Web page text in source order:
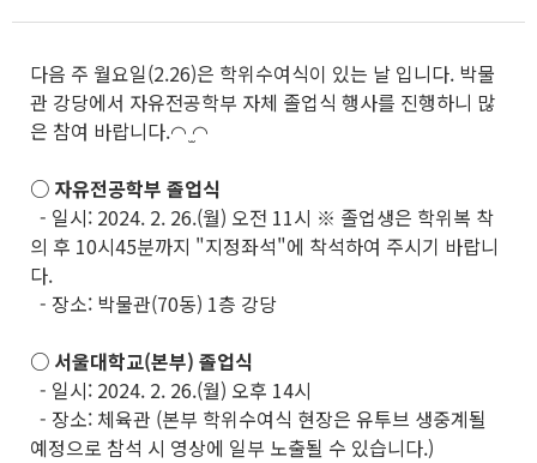
다음 주 월요일(2.26)은 학위수여식이 있는 날 입니다. 박물
관 강당에서 자유전공학부 자체 졸업식 행사를 진행하니 많
은 참여 바랍니다.◠ ̫◠
○ 자유전공학부 졸업식
- 일시: 2024. 2. 26.(월) 오전 11시 ※ 졸업생은 학위복 착
의 후 10시45분까지 "지정좌석"에 착석하여 주시기 바랍니
다.
- 장소: 박물관(70동) 1층 강당
○ 서울대학교(본부) 졸업식
- 일시: 2024. 2. 26.(월) 오후 14시
- 장소: 체육관 (본부 학위수여식 현장은 유투브 생중계될
예정으로 참석 시 영상에 일부 노출될 수 있습니다.)